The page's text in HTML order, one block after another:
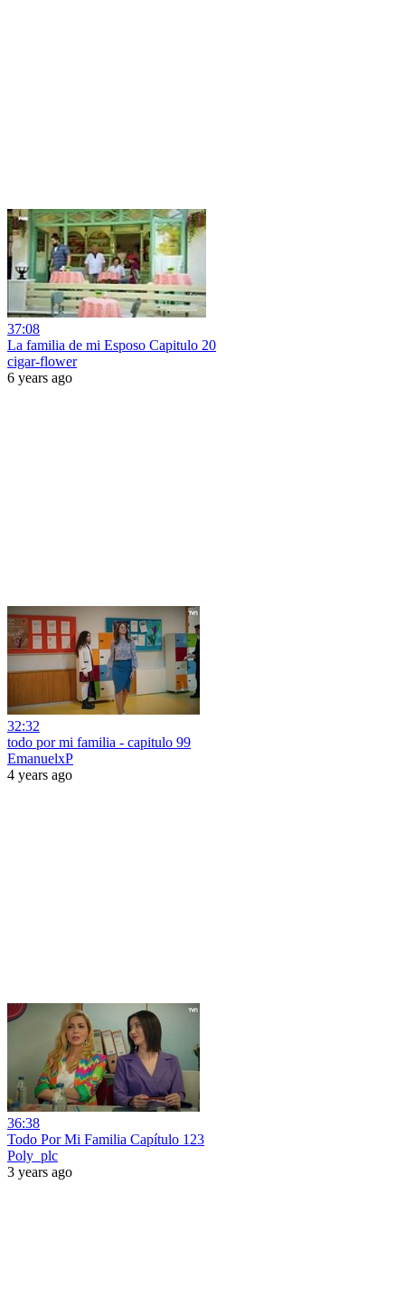
37:08
La familia de mi Esposo Capitulo 20
cigar-flower
6 years ago
32:32
todo por mi familia - capitulo 99
EmanuelxP
4 years ago
36:38
Todo Por Mi Familia Capítulo 123
Poly_plc
3 years ago